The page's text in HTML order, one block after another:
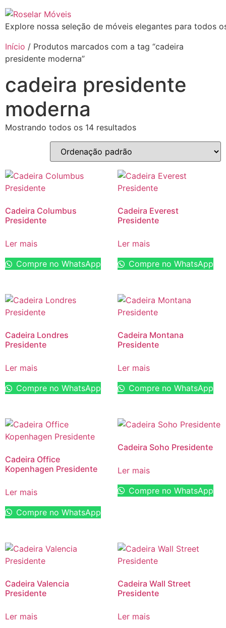
Explore nossa seleção de móveis elegantes para todos
Início / Produtos marcados com a tag “cadeira
presidente moderna”
cadeira presidente
moderna
Mostrando todos os 14 resultados
Cadeira Columbus
Presidente
Ler mais
Compre no WhatsApp
Cadeira Everest
Presidente
Ler mais
Compre no WhatsApp
Cadeira Londres
Presidente
Ler mais
Compre no WhatsApp
Cadeira Montana
Presidente
Ler mais
Compre no WhatsApp
Cadeira Office
Kopenhagen Presidente
Ler mais
Compre no WhatsApp
Cadeira Soho Presidente
Ler mais
Compre no WhatsApp
Cadeira Valencia
Presidente
Ler mais
Cadeira Wall Street
Presidente
Ler mais